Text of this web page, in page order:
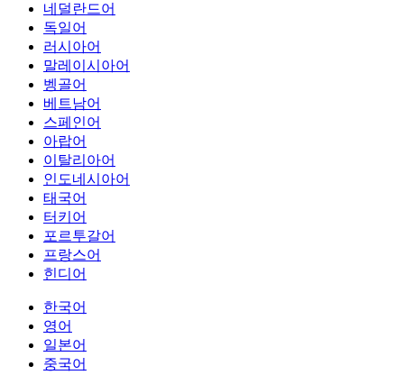
네덜란드어
독일어
러시아어
말레이시아어
벵골어
베트남어
스페인어
아랍어
이탈리아어
인도네시아어
태국어
터키어
포르투갈어
프랑스어
힌디어
한국어
영어
일본어
중국어